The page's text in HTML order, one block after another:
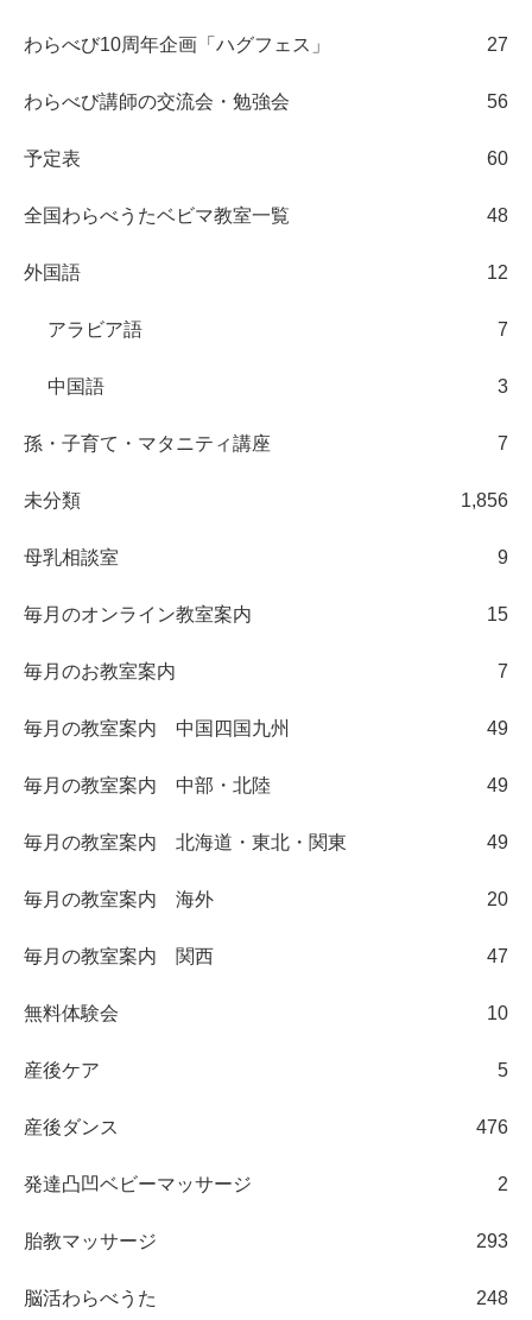
わらべび10周年企画「ハグフェス」 27
わらべび講師の交流会・勉強会 56
予定表 60
全国わらべうたベビマ教室一覧 48
外国語 12
アラビア語 7
中国語 3
孫・子育て・マタニティ講座 7
未分類 1,856
母乳相談室 9
毎月のオンライン教室案内 15
毎月のお教室案内 7
毎月の教室案内 中国四国九州 49
毎月の教室案内 中部・北陸 49
毎月の教室案内 北海道・東北・関東 49
毎月の教室案内 海外 20
毎月の教室案内 関西 47
無料体験会 10
産後ケア 5
産後ダンス 476
発達凸凹ベビーマッサージ 2
胎教マッサージ 293
脳活わらべうた 248